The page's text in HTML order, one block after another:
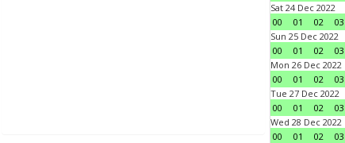
Sat 24 Dec 2022
00
01 02 03
Sun 25 Dec 2022
00
01 02 03
Mon 26 Dec 2022
00
01 02 03
Tue 27 Dec 2022
00
01 02 03
Wed 28 Dec 2022
00
01 02 03